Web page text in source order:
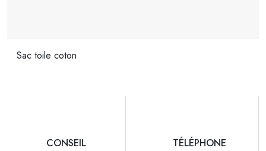
Sac toile coton
CONSEIL
TÉLÉPHONE